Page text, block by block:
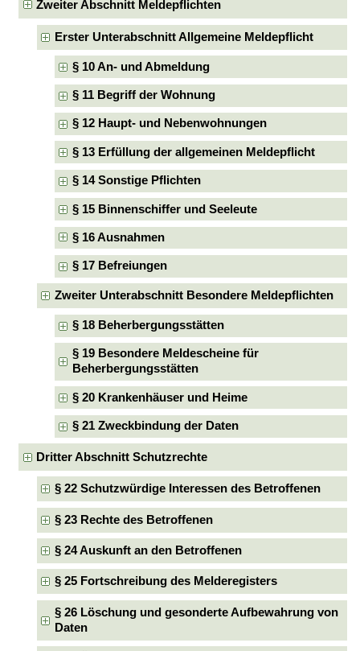
Zweiter Abschnitt Meldepflichten
Erster Unterabschnitt Allgemeine Meldepflicht
§ 10 An- und Abmeldung
§ 11 Begriff der Wohnung
§ 12 Haupt- und Nebenwohnungen
§ 13 Erfüllung der allgemeinen Meldepflicht
§ 14 Sonstige Pflichten
§ 15 Binnenschiffer und Seeleute
§ 16 Ausnahmen
§ 17 Befreiungen
Zweiter Unterabschnitt Besondere Meldepflichten
§ 18 Beherbergungsstätten
§ 19 Besondere Meldescheine für
Beherbergungsstätten
§ 20 Krankenhäuser und Heime
§ 21 Zweckbindung der Daten
Dritter Abschnitt Schutzrechte
§ 22 Schutzwürdige Interessen des Betroffenen
§ 23 Rechte des Betroffenen
§ 24 Auskunft an den Betroffenen
§ 25 Fortschreibung des Melderegisters
§ 26 Löschung und gesonderte Aufbewahrung von
Daten